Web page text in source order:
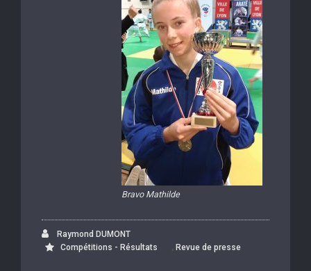
Bravo Mathilde
Raymond DUMONT
Compétitions - Résultats
, Revue de presse